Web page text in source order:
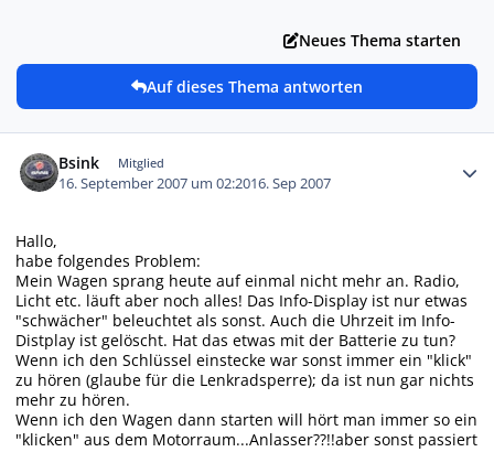
Neues Thema starten
Auf dieses Thema antworten
Bsink Mitglied
16. September 2007 um 02:2016. Sep 2007
Hallo,
habe folgendes Problem:
Mein Wagen sprang heute auf einmal nicht mehr an. Radio,
Licht etc. läuft aber noch alles! Das Info-Display ist nur etwas
"schwächer" beleuchtet als sonst. Auch die Uhrzeit im Info-
Distplay ist gelöscht. Hat das etwas mit der Batterie zu tun?
Wenn ich den Schlüssel einstecke war sonst immer ein "klick"
zu hören (glaube für die Lenkradsperre); da ist nun gar nichts
mehr zu hören.
Wenn ich den Wagen dann starten will hört man immer so ein
"klicken" aus dem Motorraum...Anlasser??!!aber sonst passiert